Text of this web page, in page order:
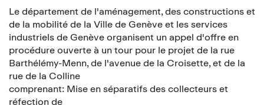
Le département de l'aménagement, des constructions et
de la mobilité de la Ville de Genève et les services
industriels de Genève organisent un appel d'offre en
procédure ouverte à un tour pour le projet de la rue
Barthélémy-Menn, de l'avenue de la Croisette, et de la
rue de la Colline
comprenant: Mise en séparatifs des collecteurs et
réfection de